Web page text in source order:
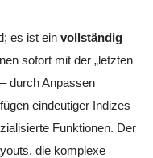
es ist ein vollständig
sofort mit der „letzten
durch Anpassen
eindeutiger Indizes
Funktionen. Der
die komplexe